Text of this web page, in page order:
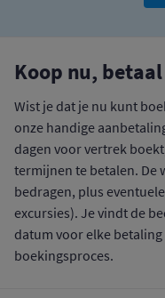
Koop nu,
Wist je dat je nu kunt
onze handige
dagen voor vertrek
termijnen te betalen. De
bedragen, plus
excursies). Je vindt de
datum voor elke
boekingsproces.